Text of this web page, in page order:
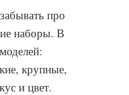
про
наборы. В
крупные,
и цвет.